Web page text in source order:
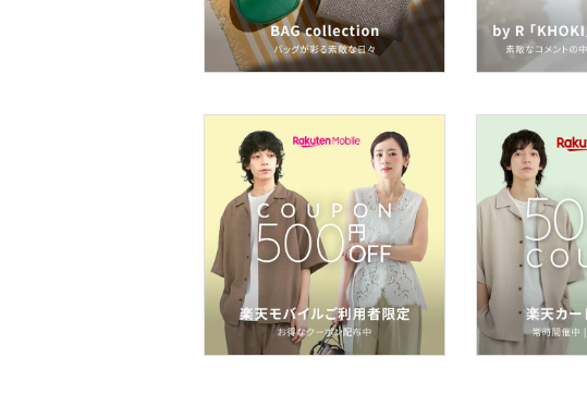
ネイル
ボディケア・オーラルケ
ヘアケア
フレグランス
メイク道具・美容器具
コフレ・キット・セット
食器・調理器具・キッチ
ン用品